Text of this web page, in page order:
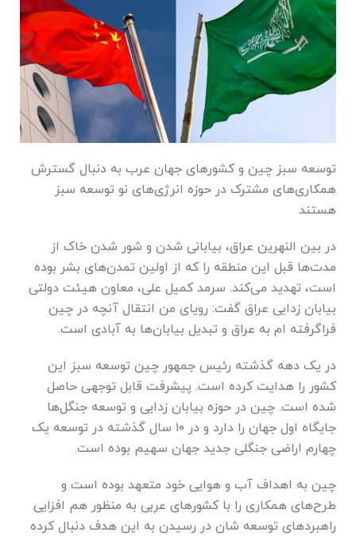
توسعه سبز چین و کشور‌های جهان عرب به دنبال گسترش
همکاری‌های مشترک در حوزه انرژی‌های نو توسعه سبز
هستند
در بین النهرین عراق، بیابانی شدن و شور شدن خاک از
مدت‌ها قبل این منطقه را که از اولین تمدن‌های بشر بوده
است، تهدید می‌کند. سرمد کمیل علی، معاون هیئت دولتی
بیابان زدایی عراق گفت: رویای من انتقال آنچه در چین
فراگرفته ام به عراق و تبدیل بیابان‌ها به آبادی است.
در یک دهه گذشته رئیس جمهور چین توسعه سبز این
کشور را هدایت کرده است. پیشرفت قابل توجهی حاصل
شده است. چین در حوزه بیابان زدایی و توسعه جنگل‌ها
جایگاه اول جهان را دارد و در ۱۰ سال گذشته در توسعه یک
چهارم اراضی جنگلی جدید جهان سهیم بوده است.
چین به اهداف آب و هوایی خود متعهد بوده است و
طرح‌های همکاری را با کشور‌های عربی به منظور هم افزایی
راهبرد‌های توسعه شان در رسیدن به این هدف دنبال کرده